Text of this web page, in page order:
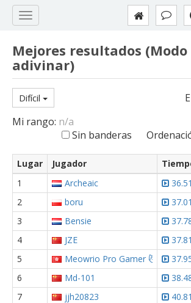
Mejores resultados (Modo
adivinar)
Difícil
Mi rango: n/a
Sin banderas
Lugar Jugador
1
Archeaic
2
boru
3
Bensie
4
JZE
5
Meowrio Pro Gamer 😼
6
Md-101
7
jjh20823